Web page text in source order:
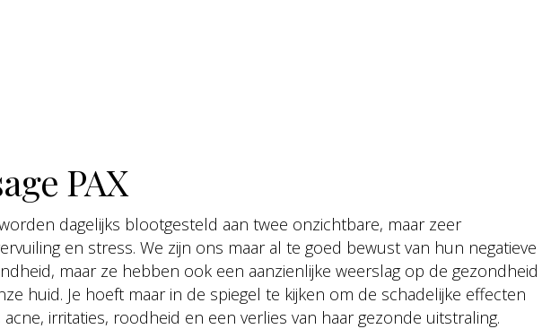
PAX
dagelijks blootgesteld aan twee onzichtbare, maar zeer
en stress. We zijn ons maar al te goed bewust van hun negatieve
maar ze hebben ook een aanzienlijke weerslag op de gezondheid
huid. Je hoeft maar in de spiegel te kijken om de schadelijke effecten
irritaties, roodheid en een verlies van haar gezonde uitstraling.